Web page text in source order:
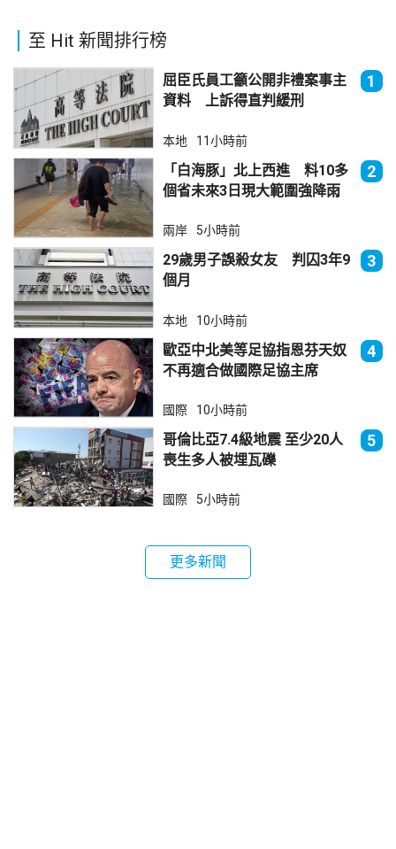
至 Hit 新聞排行榜
屈臣氏員工籲公開非禮案事主
資料 上訴得直判緩刑
1
本地 11小時前
「白海豚」北上西進 料10多
個省未來3日現大範圍強降雨
2
兩岸 5小時前
29歲男子誤殺女友 判囚3年9
個月
3
本地 10小時前
歐亞中北美等足協指恩芬天奴
不再適合做國際足協主席
4
國際 10小時前
哥倫比亞7.4級地震 至少20人
喪生多人被埋瓦礫
5
國際 5小時前
更多新聞